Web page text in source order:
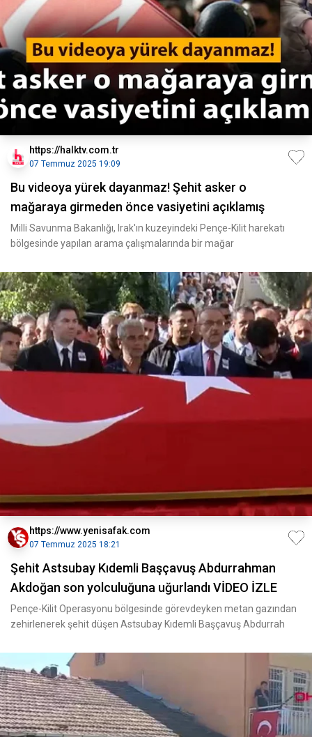
https://halktv.com.tr
07 Temmuz 2025 19:09
Bu videoya yürek dayanmaz! Şehit asker o
mağaraya girmeden önce vasiyetini açıklamış
Milli Savunma Bakanlığı, Irak'ın kuzeyindeki Pençe-Kilit harekatı
bölgesinde yapılan arama çalışmalarında bir mağar
https://www.yenisafak.com
07 Temmuz 2025 18:21
Şehit Astsubay Kıdemli Başçavuş Abdurrahman
Akdoğan son yolculuğuna uğurlandı VİDEO İZLE
Pençe-Kilit Operasyonu bölgesinde görevdeyken metan gazından
zehirlenerek şehit düşen Astsubay Kıdemli Başçavuş Abdurrah